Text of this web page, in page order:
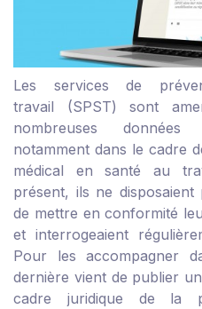
Les services de
travail (SPST) sont
nombreuses données
notamment dans le cadre
médical en santé au
présent, ils ne disposaient
de mettre en conformité
et interrogeaient
Pour les accompagner
dernière vient de publier
cadre juridique de la